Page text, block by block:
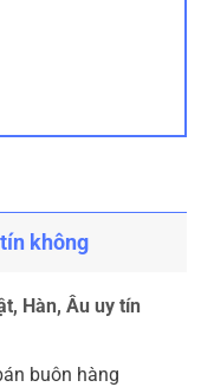
không
Hàn, Âu uy tín
buôn hàng